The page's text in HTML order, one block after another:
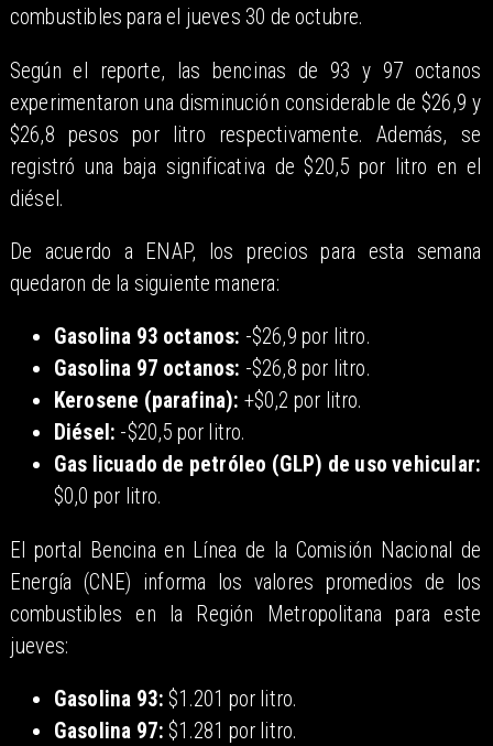
combustibles para el jueves 30 de octubre.
Según el reporte, las bencinas de 93 y 97 octanos
experimentaron una disminución considerable de $26,9 y
$26,8 pesos por litro respectivamente. Además, se
registró una baja significativa de $20,5 por litro en el
diésel.
De acuerdo a ENAP, los precios para esta semana
quedaron de la siguiente manera:
Gasolina 93 octanos: -$26,9 por litro.
Gasolina 97 octanos: -$26,8 por litro.
Kerosene (parafina): +$0,2 por litro.
Diésel: -$20,5 por litro.
Gas licuado de petróleo (GLP) de uso vehicular:
$0,0 por litro.
El portal Bencina en Línea de la Comisión Nacional de
Energía (CNE) informa los valores promedios de los
combustibles en la Región Metropolitana para este
jueves:
Gasolina 93: $1.201 por litro.
Gasolina 97: $1.281 por litro.